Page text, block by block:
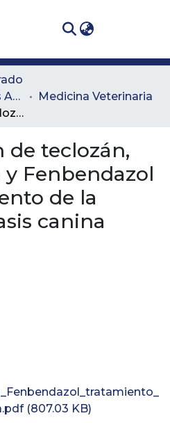
Facultad de Ciencias Administrativas y Agropecuarias
Medicina Veterinaria
Comparación de teclozán, Nitazoxanida y Fenbendazol en el tratamiento de la Ancylostomiasis canina
de teclozán,
Fenbendazol
de la
canina
(807.03 KB)